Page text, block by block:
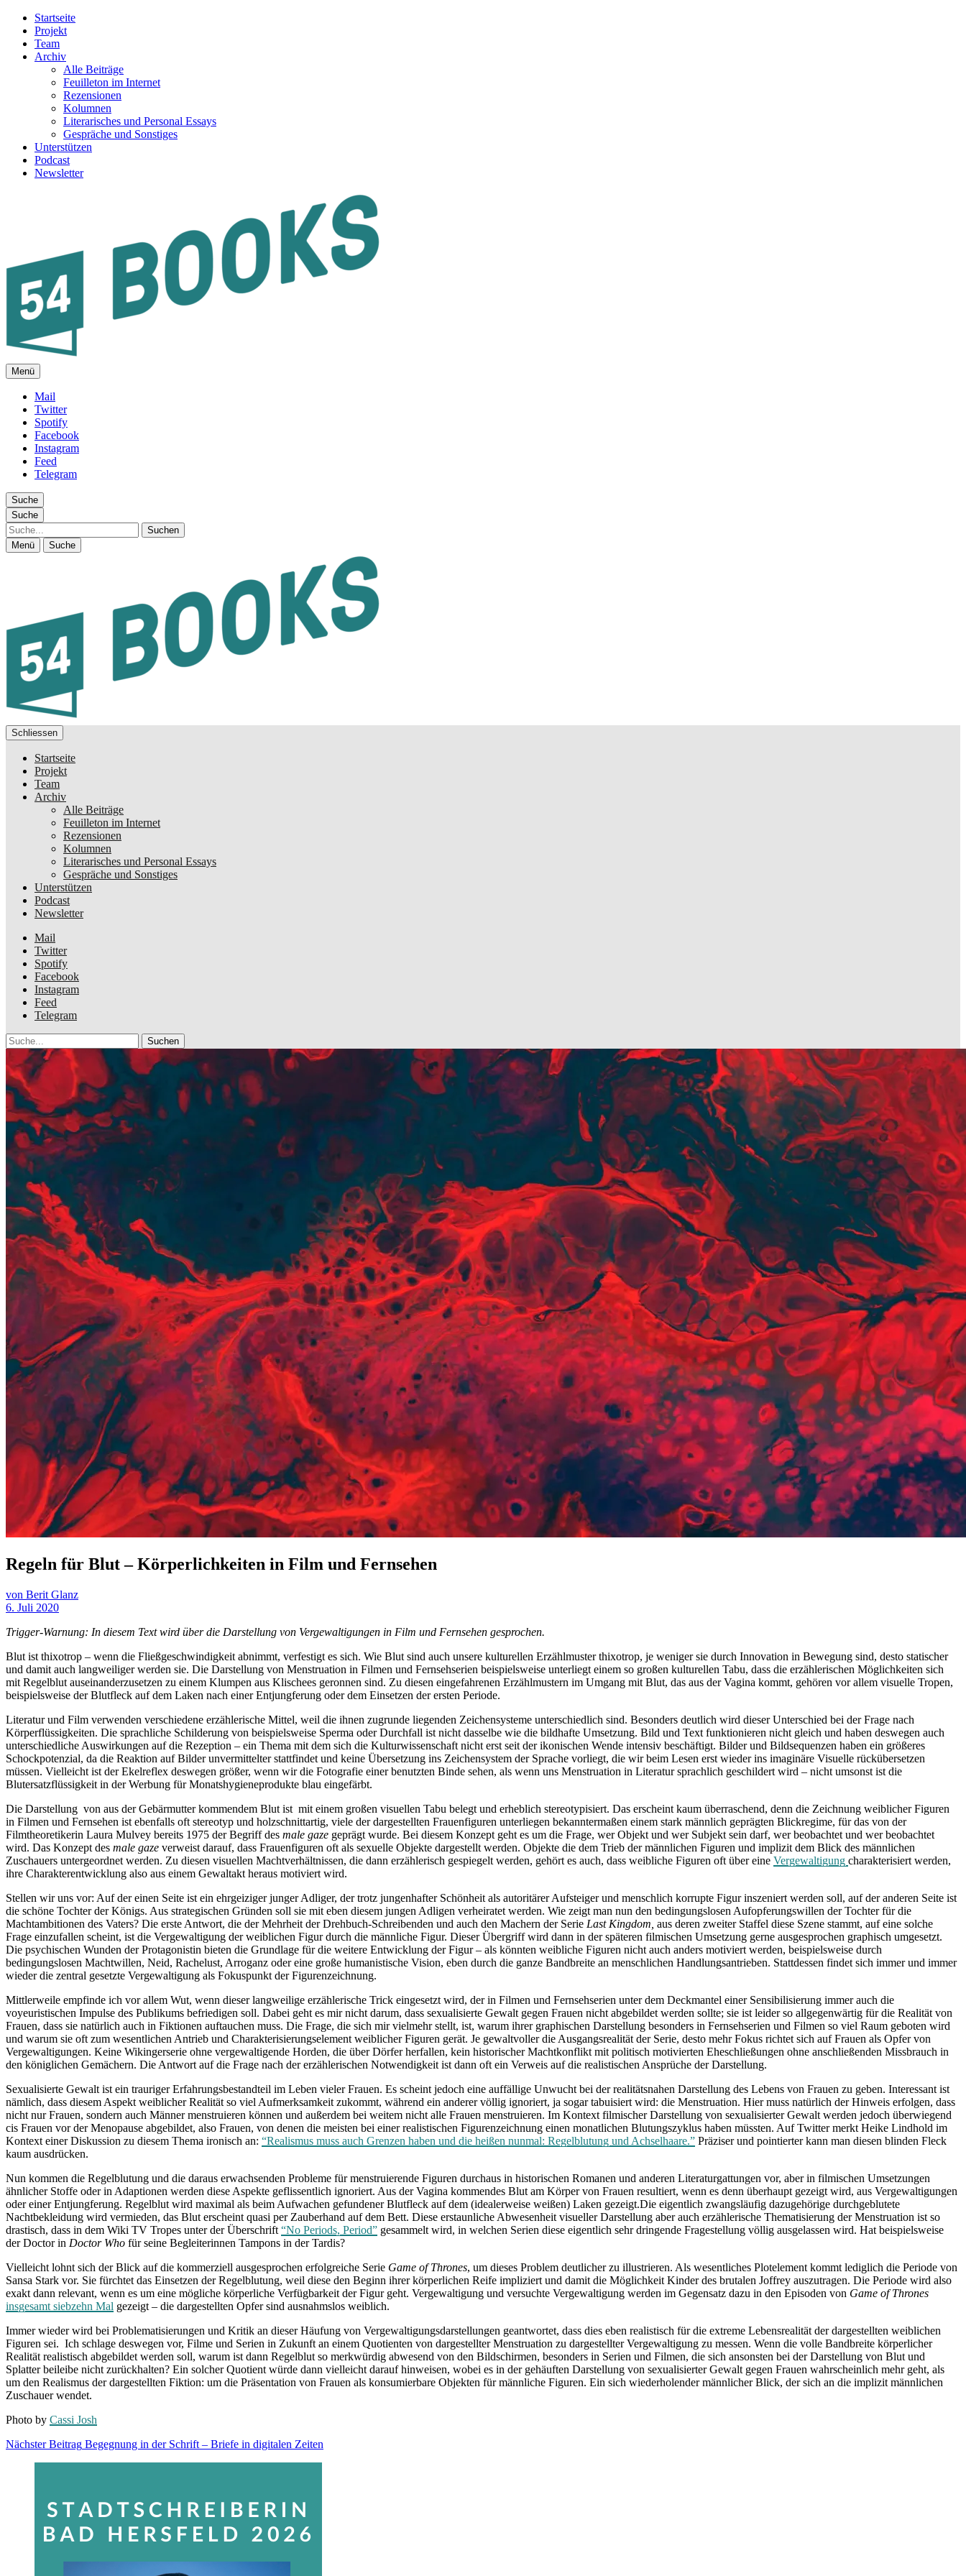
Startseite
Projekt
Team
Archiv
Alle Beiträge
Feuilleton im Internet
Rezensionen
Kolumnen
Literarisches und Personal Essays
Gespräche und Sonstiges
Unterstützen
Podcast
Newsletter
FEUILLETON IM INTERNET
Menü
Mail
Twitter
Spotify
Facebook
Instagram
Feed
Telegram
Suche
Suche
Suche
Menü Suche
Schliessen
Startseite
Projekt
Team
Archiv
Alle Beiträge
Feuilleton im Internet
Rezensionen
Kolumnen
Literarisches und Personal Essays
Gespräche und Sonstiges
Unterstützen
Podcast
Newsletter
Mail
Twitter
Spotify
Facebook
Instagram
Feed
Telegram
Suche
Regeln für Blut – Körperlichkeiten in Film und Fernsehen
von Berit Glanz
6. Juli 2020
Trigger-Warnung: In diesem Text wird über die Darstellung von Vergewaltigungen in Film und Fernsehen gesprochen.
Blut ist thixotrop – wenn die Fließgeschwindigkeit abnimmt, verfestigt es sich. Wie Blut sind auch unsere kulturellen Erzählmuster thixotrop, je weniger sie durch Innovation in Bewegung sind, desto statischer
und damit auch langweiliger werden sie. Die Darstellung von Menstruation in Filmen und Fernsehserien beispielsweise unterliegt einem so großen kulturellen Tabu, dass die erzählerischen Möglichkeiten sich
mit Regelblut auseinanderzusetzen zu einem Klumpen aus Klischees geronnen sind. Zu diesen eingefahrenen Erzählmustern im Umgang mit Blut, das aus der Vagina kommt, gehören vor allem visuelle Tropen,
beispielsweise der Blutfleck auf dem Laken nach einer Entjungferung oder dem Einsetzen der ersten Periode.
Literatur und Film verwenden verschiedene erzählerische Mittel, weil die ihnen zugrunde liegenden Zeichensysteme unterschiedlich sind. Besonders deutlich wird dieser Unterschied bei der Frage nach
Körperflüssigkeiten. Die sprachliche Schilderung von beispielsweise Sperma oder Durchfall ist nicht dasselbe wie die bildhafte Umsetzung. Bild und Text funktionieren nicht gleich und haben deswegen auch
unterschiedliche Auswirkungen auf die Rezeption – ein Thema mit dem sich die Kulturwissenschaft nicht erst seit der ikonischen Wende intensiv beschäftigt. Bilder und Bildsequenzen haben ein größeres
Schockpotenzial, da die Reaktion auf Bilder unvermittelter stattfindet und keine Übersetzung ins Zeichensystem der Sprache vorliegt, die wir beim Lesen erst wieder ins imaginäre Visuelle rückübersetzen
müssen. Vielleicht ist der Ekelreflex deswegen größer, wenn wir die Fotografie einer benutzten Binde sehen, als wenn uns Menstruation in Literatur sprachlich geschildert wird – nicht umsonst ist die
Blutersatzflüssigkeit in der Werbung für Monatshygieneprodukte blau eingefärbt.
Die Darstellung von aus der Gebärmutter kommendem Blut ist mit einem großen visuellen Tabu belegt und erheblich stereotypisiert. Das erscheint kaum überraschend, denn die Zeichnung weiblicher Figuren
in Filmen und Fernsehen ist ebenfalls oft stereotyp und holzschnittartig, viele der dargestellten Frauenfiguren unterliegen bekanntermaßen einem stark männlich geprägten Blickregime, für das von der
Filmtheoretikerin Laura Mulvey bereits 1975 der Begriff des male gaze geprägt wurde. Bei diesem Konzept geht es um die Frage, wer Objekt und wer Subjekt sein darf, wer beobachtet und wer beobachtet
wird. Das Konzept des male gaze verweist darauf, dass Frauenfiguren oft als sexuelle Objekte dargestellt werden. Objekte die dem Trieb der männlichen Figuren und implizit dem Blick des männlichen
Zuschauers untergeordnet werden. Zu diesen visuellen Machtverhältnissen, die dann erzählerisch gespiegelt werden, gehört es auch, dass weibliche Figuren oft über eine Vergewaltigung charakterisiert werden,
ihre Charakterentwicklung also aus einem Gewaltakt heraus motiviert wird.
Stellen wir uns vor: Auf der einen Seite ist ein ehrgeiziger junger Adliger, der trotz jungenhafter Schönheit als autoritärer Aufsteiger und menschlich korrupte Figur inszeniert werden soll, auf der anderen Seite ist
die schöne Tochter der Königs. Aus strategischen Gründen soll sie mit eben diesem jungen Adligen verheiratet werden. Wie zeigt man nun den bedingungslosen Aufopferungswillen der Tochter für die
Machtambitionen des Vaters? Die erste Antwort, die der Mehrheit der Drehbuch-Schreibenden und auch den Machern der Serie Last Kingdom, aus deren zweiter Staffel diese Szene stammt, auf eine solche
Frage einzufallen scheint, ist die Vergewaltigung der weiblichen Figur durch die männliche Figur. Dieser Übergriff wird dann in der späteren filmischen Umsetzung gerne ausgesprochen graphisch umgesetzt.
Die psychischen Wunden der Protagonistin bieten die Grundlage für die weitere Entwicklung der Figur – als könnten weibliche Figuren nicht auch anders motiviert werden, beispielsweise durch
bedingungslosen Machtwillen, Neid, Rachelust, Arroganz oder eine große humanistische Vision, eben durch die ganze Bandbreite an menschlichen Handlungsantrieben. Stattdessen findet sich immer und immer
wieder die zentral gesetzte Vergewaltigung als Fokuspunkt der Figurenzeichnung.
Mittlerweile empfinde ich vor allem Wut, wenn dieser langweilige erzählerische Trick eingesetzt wird, der in Filmen und Fernsehserien unter dem Deckmantel einer Sensibilisierung immer auch die
voyeuristischen Impulse des Publikums befriedigen soll. Dabei geht es mir nicht darum, dass sexualisierte Gewalt gegen Frauen nicht abgebildet werden sollte; sie ist leider so allgegenwärtig für die Realität von
Frauen, dass sie natürlich auch in Fiktionen auftauchen muss. Die Frage, die sich mir vielmehr stellt, ist, warum ihrer graphischen Darstellung besonders in Fernsehserien und Filmen so viel Raum geboten wird
und warum sie oft zum wesentlichen Antrieb und Charakterisierungselement weiblicher Figuren gerät. Je gewaltvoller die Ausgangsrealität der Serie, desto mehr Fokus richtet sich auf Frauen als Opfer von
Vergewaltigungen. Keine Wikingerserie ohne vergewaltigende Horden, die über Dörfer herfallen, kein historischer Machtkonflikt mit politisch motivierten Eheschließungen ohne anschließenden Missbrauch in
den königlichen Gemächern. Die Antwort auf die Frage nach der erzählerischen Notwendigkeit ist dann oft ein Verweis auf die realistischen Ansprüche der Darstellung.
Sexualisierte Gewalt ist ein trauriger Erfahrungsbestandteil im Leben vieler Frauen. Es scheint jedoch eine auffällige Unwucht bei der realitätsnahen Darstellung des Lebens von Frauen zu geben. Interessant ist
nämlich, dass diesem Aspekt weiblicher Realität so viel Aufmerksamkeit zukommt, während ein anderer völlig ignoriert, ja sogar tabuisiert wird: die Menstruation. Hier muss natürlich der Hinweis erfolgen, dass
nicht nur Frauen, sondern auch Männer menstruieren können und außerdem bei weitem nicht alle Frauen menstruieren. Im Kontext filmischer Darstellung von sexualisierter Gewalt werden jedoch überwiegend
cis Frauen vor der Menopause abgebildet, also Frauen, von denen die meisten bei einer realistischen Figurenzeichnung einen monatlichen Blutungszyklus haben müssten. Auf Twitter merkt Heike Lindhold im
Kontext einer Diskussion zu diesem Thema ironisch an: “Realismus muss auch Grenzen haben und die heißen nunmal: Regelblutung und Achselhaare.” Präziser und pointierter kann man diesen blinden Fleck
kaum ausdrücken.
Nun kommen die Regelblutung und die daraus erwachsenden Probleme für menstruierende Figuren durchaus in historischen Romanen und anderen Literaturgattungen vor, aber in filmischen Umsetzungen
ähnlicher Stoffe oder in Adaptionen werden diese Aspekte geflissentlich ignoriert. Aus der Vagina kommendes Blut am Körper von Frauen resultiert, wenn es denn überhaupt gezeigt wird, aus Vergewaltigungen
oder einer Entjungferung. Regelblut wird maximal als beim Aufwachen gefundener Blutfleck auf dem (idealerweise weißen) Laken gezeigt.Die eigentlich zwangsläufig dazugehörige durchgeblutete
Nachtbekleidung wird vermieden, das Blut erscheint quasi per Zauberhand auf dem Bett. Diese erstaunliche Abwesenheit visueller Darstellung aber auch erzählerische Thematisierung der Menstruation ist so
drastisch, dass in dem Wiki TV Tropes unter der Überschrift “No Periods, Period” gesammelt wird, in welchen Serien diese eigentlich sehr dringende Fragestellung völlig ausgelassen wird. Hat beispielsweise
der Doctor in Doctor Who für seine Begleiterinnen Tampons in der Tardis?
Vielleicht lohnt sich der Blick auf die kommerziell ausgesprochen erfolgreiche Serie Game of Thrones, um dieses Problem deutlicher zu illustrieren. Als wesentliches Plotelement kommt lediglich die Periode von
Sansa Stark vor. Sie fürchtet das Einsetzen der Regelblutung, weil diese den Beginn ihrer körperlichen Reife impliziert und damit die Möglichkeit Kinder des brutalen Joffrey auszutragen. Die Periode wird also
exakt dann relevant, wenn es um eine mögliche körperliche Verfügbarkeit der Figur geht. Vergewaltigung und versuchte Vergewaltigung werden im Gegensatz dazu in den Episoden von Game of Thrones
insgesamt siebzehn Mal gezeigt – die dargestellten Opfer sind ausnahmslos weiblich.
Immer wieder wird bei Problematisierungen und Kritik an dieser Häufung von Vergewaltigungsdarstellungen geantwortet, dass dies eben realistisch für die extreme Lebensrealität der dargestellten weiblichen
Figuren sei. Ich schlage deswegen vor, Filme und Serien in Zukunft an einem Quotienten von dargestellter Menstruation zu dargestellter Vergewaltigung zu messen. Wenn die volle Bandbreite körperlicher
Realität realistisch abgebildet werden soll, warum ist dann Regelblut so merkwürdig abwesend von den Bildschirmen, besonders in Serien und Filmen, die sich ansonsten bei der Darstellung von Blut und
Splatter beileibe nicht zurückhalten? Ein solcher Quotient würde dann vielleicht darauf hinweisen, wobei es in der gehäuften Darstellung von sexualisierter Gewalt gegen Frauen wahrscheinlich mehr geht, als
um den Realismus der dargestellten Fiktion: um die Präsentation von Frauen als konsumierbare Objekten für männliche Figuren. Ein sich wiederholender männlicher Blick, der sich an die implizit männlichen
Zuschauer wendet.
Photo by Cassi Josh
Beitragsnavigation
Nächster Beitrag Begegnung in der Schrift – Briefe in digitalen Zeiten